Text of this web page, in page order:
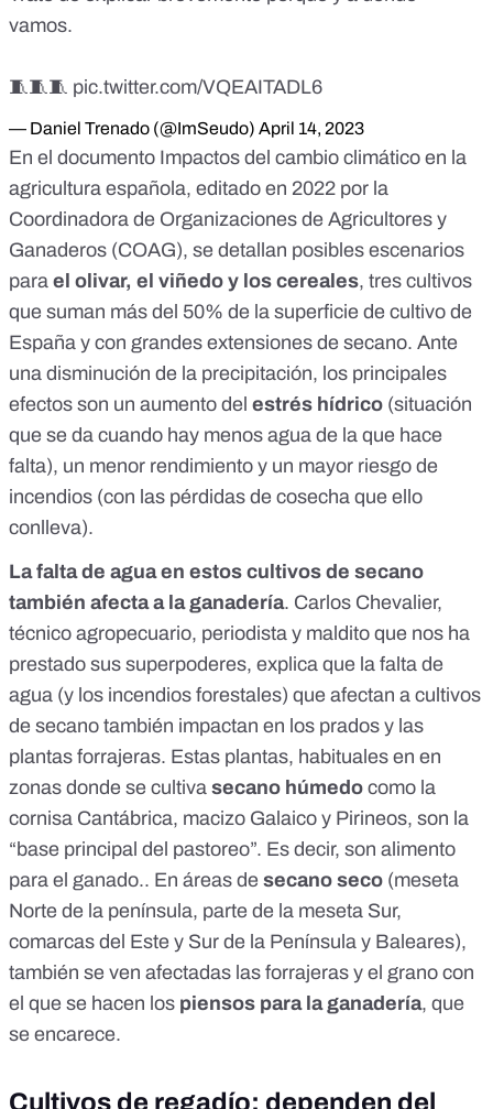
vamos.
🧵🧵🧵 pic.twitter.com/VQEAITADL6
— Daniel Trenado (@ImSeudo) April 14, 2023
En el documento Impactos del cambio climático en la
agricultura española, editado en 2022 por la
Coordinadora de Organizaciones de Agricultores y
Ganaderos (COAG), se detallan posibles escenarios
para el olivar, el viñedo y los cereales, tres cultivos
que suman más del 50% de la superficie de cultivo de
España y con grandes extensiones de secano. Ante
una disminución de la precipitación, los principales
efectos son un aumento del estrés hídrico (situación
que se da cuando hay menos agua de la que hace
falta), un menor rendimiento y un mayor riesgo de
incendios (con las pérdidas de cosecha que ello
conlleva).
La falta de agua en estos cultivos de secano
también afecta a la ganadería. Carlos Chevalier,
técnico agropecuario, periodista y maldito que nos ha
prestado sus superpoderes, explica que la falta de
agua (y los incendios forestales) que afectan a cultivos
de secano también impactan en los prados y las
plantas forrajeras. Estas plantas, habituales en en
zonas donde se cultiva secano húmedo como la
cornisa Cantábrica, macizo Galaico y Pirineos, son la
“base principal del pastoreo”. Es decir, son alimento
para el ganado.. En áreas de secano seco (meseta
Norte de la península, parte de la meseta Sur,
comarcas del Este y Sur de la Península y Baleares),
también se ven afectadas las forrajeras y el grano con
el que se hacen los piensos para la ganadería, que
se encarece.
Cultivos de regadío: dependen del